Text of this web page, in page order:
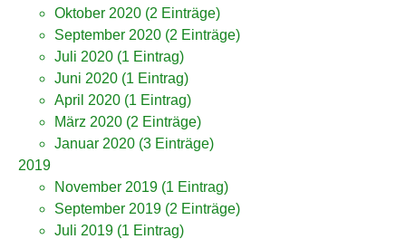
Oktober 2020 (2 Einträge)
September 2020 (2 Einträge)
Juli 2020 (1 Eintrag)
Juni 2020 (1 Eintrag)
April 2020 (1 Eintrag)
März 2020 (2 Einträge)
Januar 2020 (3 Einträge)
2019
November 2019 (1 Eintrag)
September 2019 (2 Einträge)
Juli 2019 (1 Eintrag)